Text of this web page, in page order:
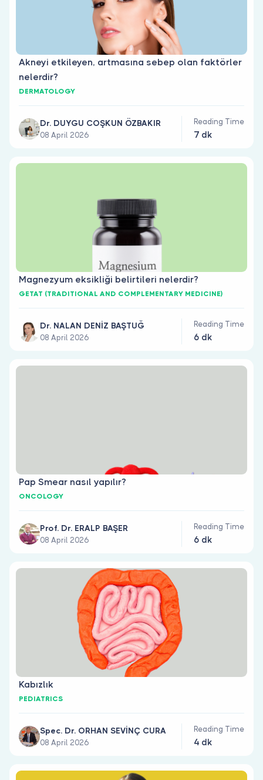
Akneyi etkileyen, artmasına sebep olan faktörler
nelerdir?
DERMATOLOGY
Dr. DUYGU COŞKUN ÖZBAKIR
08 April 2026
Reading Time
7 dk
Magnezyum eksikliği belirtileri nelerdir?
GETAT (TRADITIONAL AND COMPLEMENTARY MEDICINE)
Dr. NALAN DENİZ BAŞTUĞ
08 April 2026
Reading Time
6 dk
Pap Smear nasıl yapılır?
ONCOLOGY
Prof. Dr. ERALP BAŞER
08 April 2026
Reading Time
6 dk
Kabızlık
PEDIATRICS
Spec. Dr. ORHAN SEVİNÇ CURA
08 April 2026
Reading Time
4 dk